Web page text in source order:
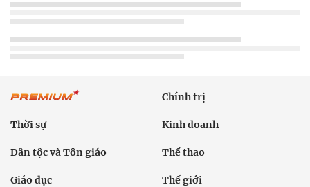
Chính trị
Thời sự Kinh doanh
Dân tộc và Tôn giáo Thể thao
Giáo dục Thế giới